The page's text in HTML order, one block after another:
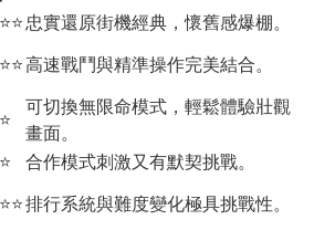
忠實還原街機經典，懷舊感爆棚。
高速戰鬥與精準操作完美結合。
可切換無限命模式，輕鬆體驗壯觀
畫面。
合作模式刺激又有默契挑戰。
排行系統與難度變化極具挑戰性。